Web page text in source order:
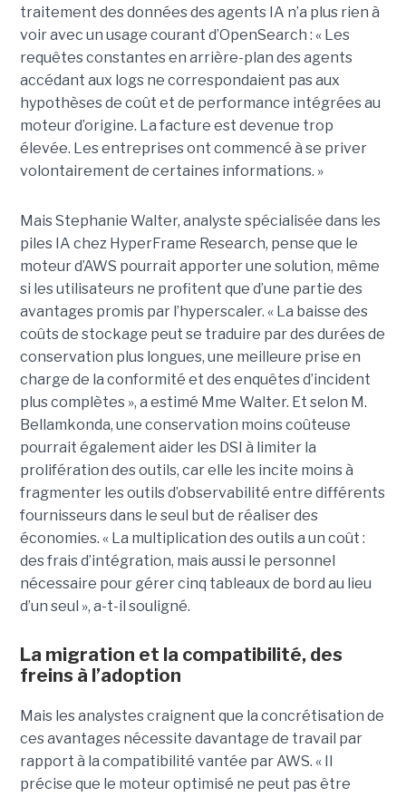
traitement des données des agents IA n’a plus rien à
voir avec un usage courant d’OpenSearch : « Les
requêtes constantes en arrière-plan des agents
accédant aux logs ne correspondaient pas aux
hypothèses de coût et de performance intégrées au
moteur d’origine. La facture est devenue trop
élevée. Les entreprises ont commencé à se priver
volontairement de certaines informations. »
Mais Stephanie Walter, analyste spécialisée dans les
piles IA chez HyperFrame Research, pense que le
moteur d’AWS pourrait apporter une solution, même
si les utilisateurs ne profitent que d’une partie des
avantages promis par l’hyperscaler. « La baisse des
coûts de stockage peut se traduire par des durées de
conservation plus longues, une meilleure prise en
charge de la conformité et des enquêtes d’incident
plus complètes », a estimé Mme Walter. Et selon M.
Bellamkonda, une conservation moins coûteuse
pourrait également aider les DSI à limiter la
prolifération des outils, car elle les incite moins à
fragmenter les outils d’observabilité entre différents
fournisseurs dans le seul but de réaliser des
économies. « La multiplication des outils a un coût :
des frais d’intégration, mais aussi le personnel
nécessaire pour gérer cinq tableaux de bord au lieu
d’un seul », a-t-il souligné.
La migration et la compatibilité, des
freins à l’adoption
Mais les analystes craignent que la concrétisation de
ces avantages nécessite davantage de travail par
rapport à la compatibilité vantée par AWS. « Il
précise que le moteur optimisé ne peut pas être